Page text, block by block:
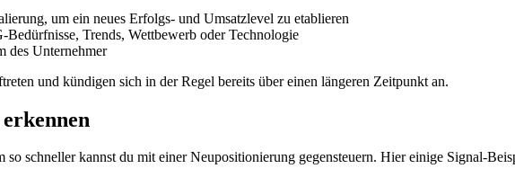
um ein neues Erfolgs- und Umsatzlevel zu etablieren
Trends, Wettbewerb oder Technologie
des Unternehmer
und kündigen sich in der Regel bereits über einen längeren Zeitpunkt an.
schneller kannst du mit einer Neupositionierung gegensteuern. Hier einige Signal-